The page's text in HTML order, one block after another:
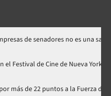
senadores no es una sanción
mundial en el Festival de Cine de
puntos a la Fuerza del Pueblo